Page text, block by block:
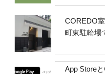
COREDO
町東駐輪場
App Store